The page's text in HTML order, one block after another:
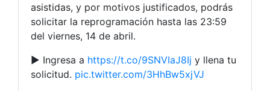
asistidas, y por motivos justificados, podrás
solicitar la reprogramación hasta las 23:59
del viernes, 14 de abril.
▶️ Ingresa a https://t.co/9SNVIaJ8Ij y llena tu
solicitud. pic.twitter.com/3HhBw5xjVJ